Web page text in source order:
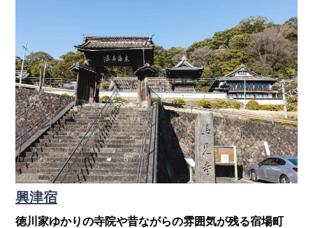
興津宿
徳川家ゆかりの寺院や昔ながらの雰囲気が残る宿場町